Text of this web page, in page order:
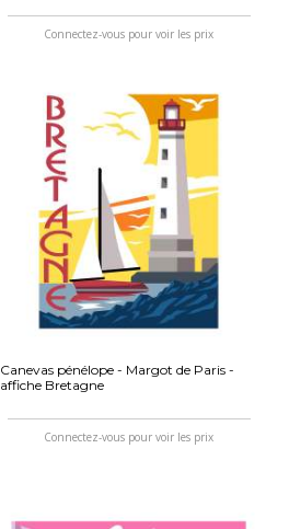
Connectez-vous pour voir les prix
Canevas pénélope - Margot de Paris -
affiche Bretagne
Connectez-vous pour voir les prix